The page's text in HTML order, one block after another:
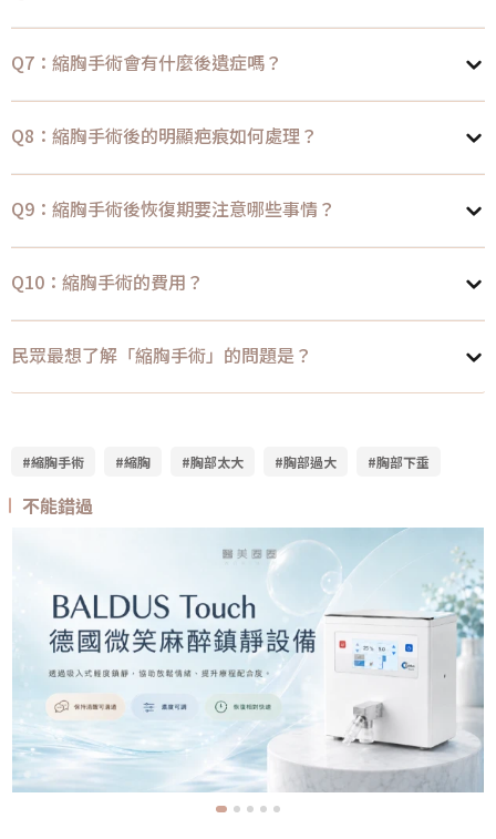
Q7：縮胸手術會有什麼後遺症嗎？
Q8：縮胸手術後的明顯疤痕如何處理？
Q9：縮胸手術後恢復期要注意哪些事情？
Q10：縮胸手術的費用？
民眾最想了解「縮胸手術」的問題是？
#縮胸手術 #縮胸 #胸部太大 #胸部過大 #胸部下垂
不能錯過